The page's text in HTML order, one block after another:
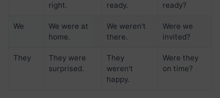
right.
ready.
ready?
We
We were at
home.
We weren't
there.
Were we
invited?
They
They were
surprised.
They
weren't
happy.
Were they
on time?